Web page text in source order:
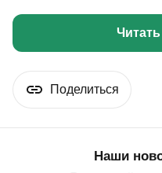
Поделиться
Наши